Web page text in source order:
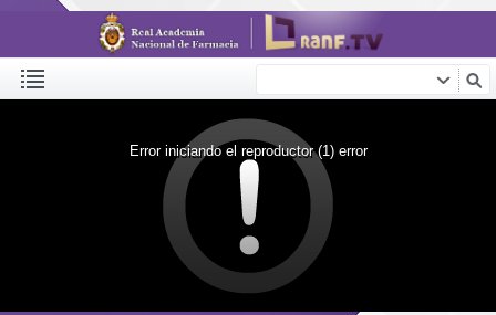
Error iniciando el reproductor (1) error